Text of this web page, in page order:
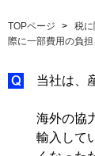
TOPページ 税
際に一部費用の負
当社は、
海外の協
輸入して